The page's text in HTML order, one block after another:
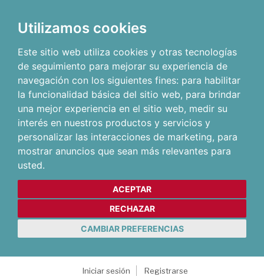
Utilizamos cookies
Este sitio web utiliza cookies y otras tecnologías
de seguimiento para mejorar su experiencia de
navegación con los siguientes fines: para habilitar
la funcionalidad básica del sitio web, para brindar
una mejor experiencia en el sitio web, medir su
interés en nuestros productos y servicios y
personalizar las interacciones de marketing, para
mostrar anuncios que sean más relevantes para
usted.
ACEPTAR
RECHAZAR
CAMBIAR PREFERENCIAS
Iniciar sesión
Registrarse